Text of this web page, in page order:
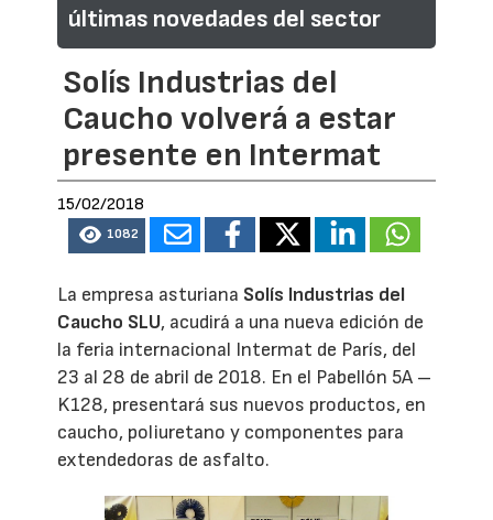
últimas novedades del sector
Solís Industrias del
Caucho volverá a estar
presente en Intermat
15/02/2018
1082
La empresa asturiana Solís Industrias del
Caucho SLU, acudirá a una nueva edición de
la feria internacional Intermat de París, del
23 al 28 de abril de 2018. En el Pabellón 5A –
K128, presentará sus nuevos productos, en
caucho, poliuretano y componentes para
extendedoras de asfalto.